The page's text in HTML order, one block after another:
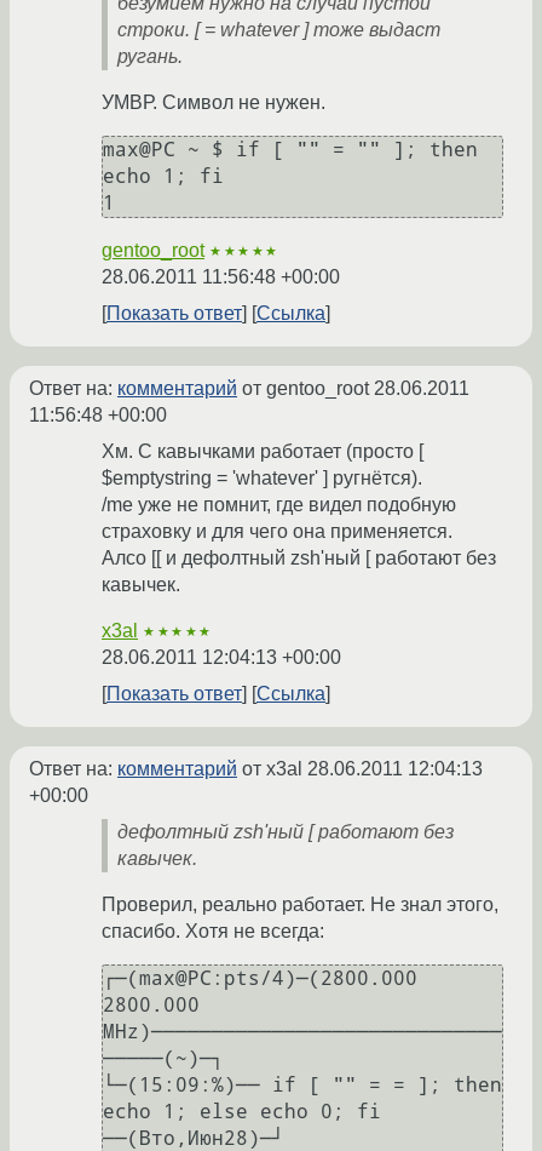
строки. [ = whatever ] тоже выдаст
ругань.
УМВР. Символ не нужен.
max@PC ~ $ if [ "" = "" ]; then
echo 1; fi
gentoo_root ★★★★★
28.06.2011 11:56:48 +00:00
Показать ответ
Ссылка
Ответ на: комментарий от gentoo_root 28.06.2011
11:56:48 +00:00
Хм. С кавычками работает (просто [
$emptystring = 'whatever' ] ругнётся).
/me уже не помнит, где видел подобную
страховку и для чего она применяется.
Алсо [[ и дефолтный zsh'ный [ работают без
кавычек.
x3al ★★★★★
28.06.2011 12:04:13 +00:00
Показать ответ
Ссылка
Ответ на: комментарий от x3al 28.06.2011 12:04:13
+00:00
дефолтный zsh'ный [ работают без
кавычек.
Проверил, реально работает. Не знал этого,
спасибо. Хотя не всегда:
┌─(max@PC:pts/4)─(2800.000
2800.000
MHz)─────────────────────────────
─────(~)─┐
└─(15:09:%)── if [ "" = = ]; then
echo 1; else echo 0; fi
──(Вто,Июн28)─┘